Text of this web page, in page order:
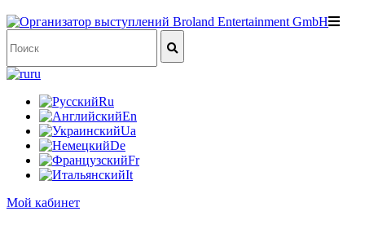
ru
Ru
En
Ua
De
Fr
It
Мой кабинет